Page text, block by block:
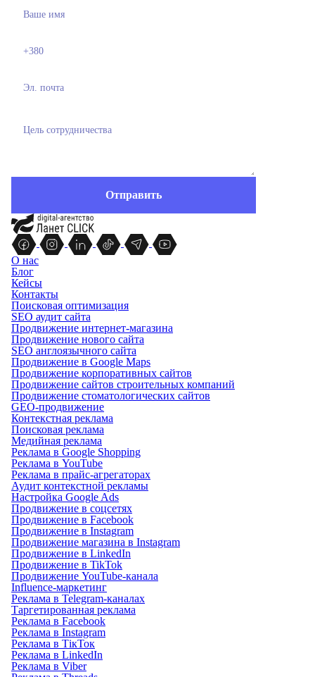
О нас
Блог
Кейсы
Контакты
Поисковая оптимизация
SEO аудит сайта
Продвижение интернет-магазина
Продвижение нового сайта
SEO англоязычного сайта
Продвижение в Google Maps
Продвижение корпоративных сайтов
Продвижение сайтов строительных компаний
Продвижение стоматологических сайтов
GEO-продвижение
Контекстная реклама
Поисковая реклама
Медийная реклама
Реклама в Google Shopping
Реклама в YouTube
Реклама в прайс-агрегаторах
Аудит контекстной рекламы
Настройка Google Ads
Продвижение в соцсетях
Продвижение в Facebook
Продвижение в Instagram
Продвижение магазина в Instagram
Продвижение в LinkedIn
Продвижение в TikTok
Продвижение YouTube-канала
Influence-маркетинг
Реклама в Telegram-каналах
Таргетированная реклама
Реклама в Facebook
Реклама в Instagram
Реклама в ТікТок
Реклама в LinkedIn
Реклама в Viber